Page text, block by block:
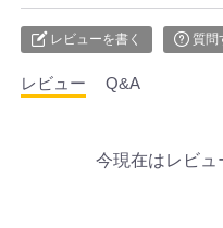
レビューを書く 質問
レビュー Q&A
今現在はレビュ